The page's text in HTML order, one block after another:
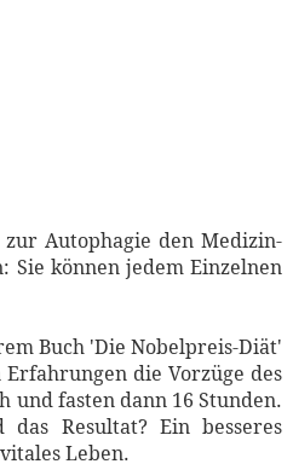
Autophagie den Medizin-
Sie können jedem Einzelnen
Buch 'Die Nobelpreis-Diät'
die Vorzüge des
und fasten dann 16 Stunden.
Resultat? Ein besseres
Leben.